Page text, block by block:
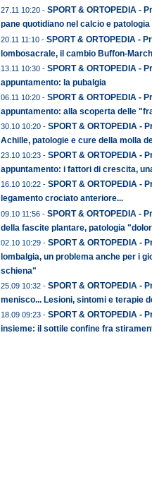
27.11 10:20 - SPORT & ORTOPEDIA -
pane quotidiano nel calcio e
20.11 11:10 - SPORT & ORTOPEDIA -
lombosacrale, il cambio Buffon-
13.11 10:30 - SPORT & ORTOPEDIA -
appuntamento: la pubalgia
06.11 10:20 - SPORT & ORTOPEDIA -
appuntamento: alla scoperta delle
30.10 10:20 - SPORT & ORTOPEDIA -
Achille, patologie e cure della molla
23.10 10:23 - SPORT & ORTOPEDIA -
appuntamento: i fattori di crescita,
16.10 10:22 - SPORT & ORTOPEDIA -
legamento crociato anteriore...
09.10 11:56 - SPORT & ORTOPEDIA -
della fascite plantare, patologia
02.10 10:29 - SPORT & ORTOPEDIA -
lombalgia, un problema anche per i
schiena"
25.09 10:32 - SPORT & ORTOPEDIA -
menisco... Lesioni, sintomi e terapie
18.09 09:23 - SPORT & ORTOPEDIA -
insieme: il sottile confine fra